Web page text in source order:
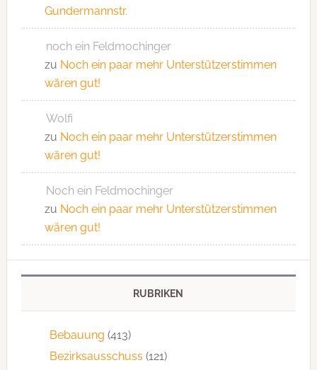
Gundermannstr.
noch ein Feldmochinger
zu Noch ein paar mehr Unterstützerstimmen
wären gut!
Wolfi
zu Noch ein paar mehr Unterstützerstimmen
wären gut!
Noch ein Feldmochinger
zu Noch ein paar mehr Unterstützerstimmen
wären gut!
RUBRIKEN
Bebauung (413)
Bezirksausschuss (121)